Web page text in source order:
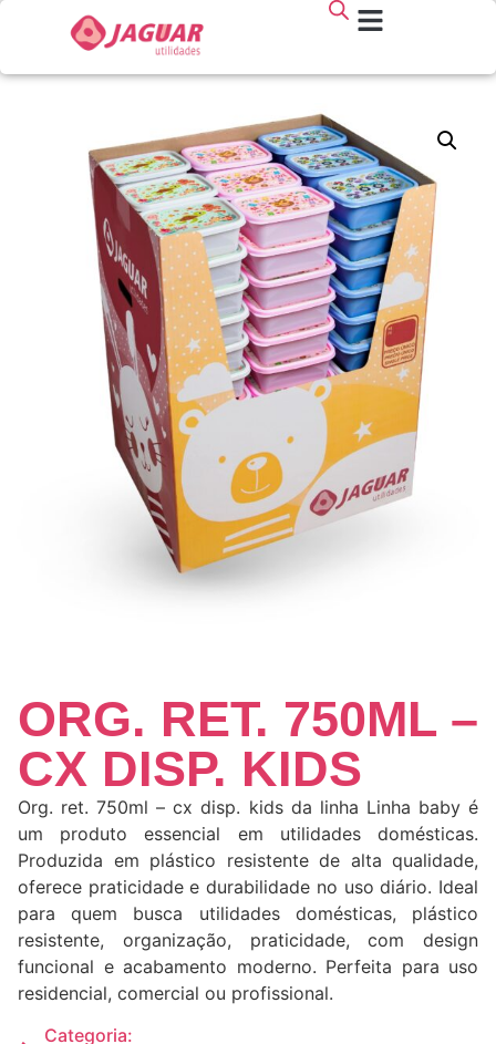
ORG. RET. 750ML –
CX DISP. KIDS
Org. ret. 750ml – cx disp. kids da linha Linha baby é
um produto essencial em utilidades domésticas.
Produzida em plástico resistente de alta qualidade,
oferece praticidade e durabilidade no uso diário. Ideal
para quem busca utilidades domésticas, plástico
resistente, organização, praticidade, com design
funcional e acabamento moderno. Perfeita para uso
residencial, comercial ou profissional.
Categoria: